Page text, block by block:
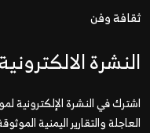
ثقافة وفن
النشرة الالكترونية
اشترك في النشرة الإلكترونية
العاجلة والتقارير اليمنية